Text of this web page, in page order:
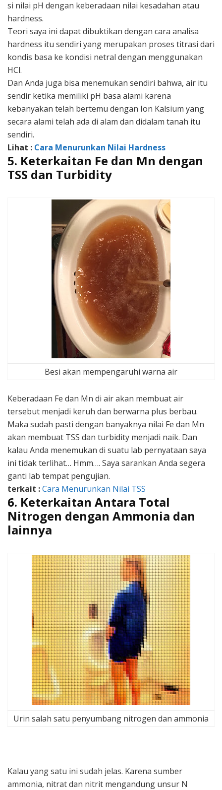
si nilai pH dengan keberadaan nilai kesadahan atau
hardness.
Teori saya ini dapat dibuktikan dengan cara analisa
hardness itu sendiri yang merupakan proses titrasi dari
kondis basa ke kondisi netral dengan menggunakan
HCl.
Dan Anda juga bisa menemukan sendiri bahwa, air itu
sendir ketika memiliki pH basa alami karena
kebanyakan telah bertemu dengan Ion Kalsium yang
secara alami telah ada di alam dan didalam tanah itu
sendiri.
Lihat : Cara Menurunkan Nilai Hardness
5. Keterkaitan Fe dan Mn dengan
TSS dan Turbidity
Besi akan mempengaruhi warna air
Keberadaan Fe dan Mn di air akan membuat air
tersebut menjadi keruh dan berwarna plus berbau.
Maka sudah pasti dengan banyaknya nilai Fe dan Mn
akan membuat TSS dan turbidity menjadi naik. Dan
kalau Anda menemukan di suatu lab pernyataan saya
ini tidak terlihat… Hmm…. Saya sarankan Anda segera
ganti lab tempat pengujian.
terkait :Cara Menurunkan Nilai TSS
6. Keterkaitan Antara Total
Nitrogen dengan Ammonia dan
lainnya
Urin salah satu penyumbang nitrogen dan ammonia
Kalau yang satu ini sudah jelas. Karena sumber
ammonia, nitrat dan nitrit mengandung unsur N